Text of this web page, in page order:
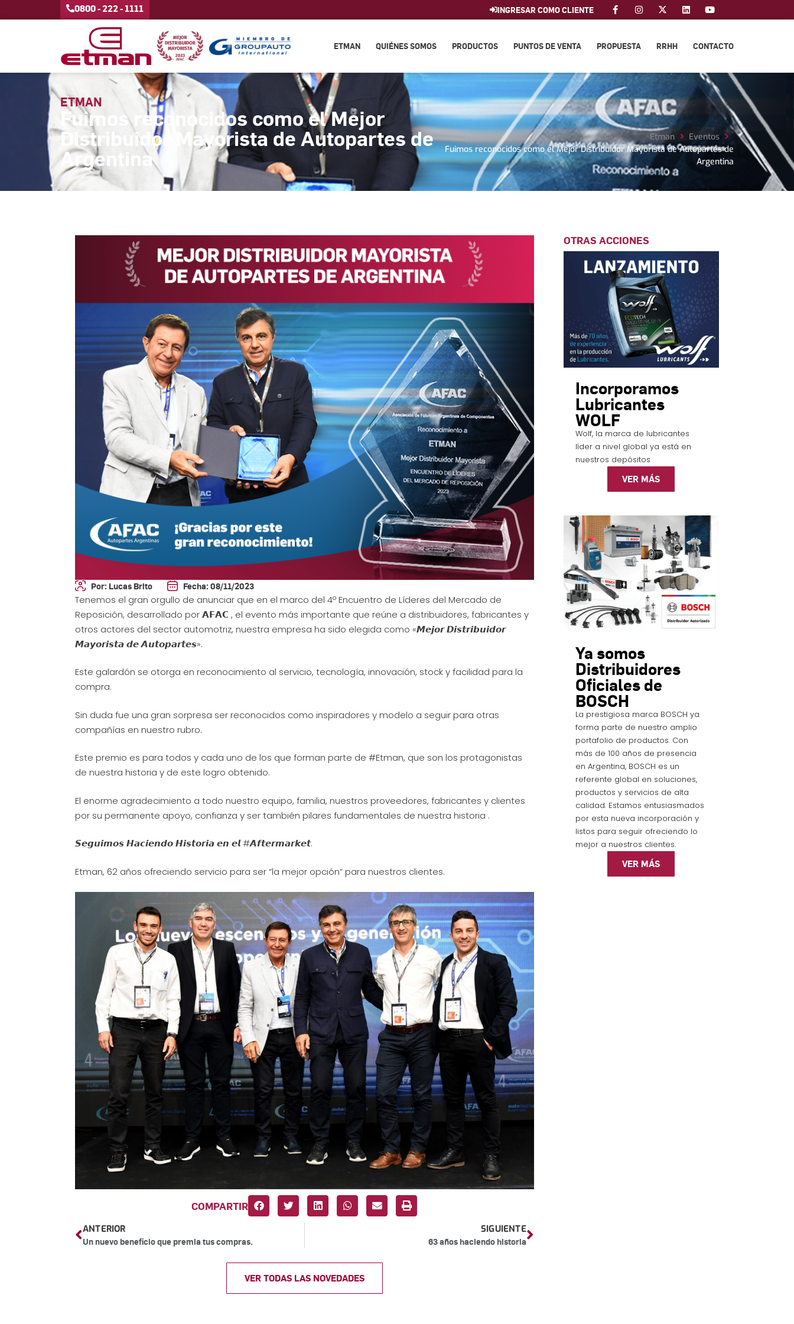
0800 - 222 - 1111 INGRESAR COMO CLIENTE
ETMAN QUIÉNES SOMOS PRODUCTOS PUNTOS DE VENTA PROPUESTA RRHH CONTACTO
ETMAN
Fuimos reconocidos como el Mejor
Distribuidor Mayorista de Autopartes de
Argentina
Etman
Eventos
Fuimos reconocidos como el Mejor Distribuidor Mayorista de Autopartes de
Argentina
Por: Lucas Brito Fecha: 08/11/2023
Tenemos el gran orgullo de anunciar que en el marco del 4º Encuentro de Líderes del Mercado de
Reposición, desarrollado por 𝗔𝗙𝗔𝗖 , el evento más importante que reúne a distribuidores, fabricantes y
otros actores del sector automotriz, nuestra empresa ha sido elegida como «𝙈𝙚𝙟𝙤𝙧 𝘿𝙞𝙨𝙩𝙧𝙞𝙗𝙪𝙞𝙙𝙤𝙧
𝙈𝙖𝙮𝙤𝙧𝙞𝙨𝙩𝙖 𝙙𝙚 𝘼𝙪𝙩𝙤𝙥𝙖𝙧𝙩𝙚𝙨».
Este galardón se otorga en reconocimiento al servicio, tecnología, innovación, stock y facilidad para la
compra.
Sin duda fue una gran sorpresa ser reconocidos como inspiradores y modelo a seguir para otras
compañías en nuestro rubro.
Este premio es para todos y cada uno de los que forman parte de #Etman, que son los protagonistas
de nuestra historia y de este logro obtenido.
El enorme agradecimiento a todo nuestro equipo, familia, nuestros proveedores, fabricantes y clientes
por su permanente apoyo, confianza y ser también pilares fundamentales de nuestra historia .
𝙎𝙚𝙜𝙪𝙞𝙢𝙤𝙨 𝙃𝙖𝙘𝙞𝙚𝙣𝙙𝙤 𝙃𝙞𝙨𝙩𝙤𝙧𝙞𝙖 𝙚𝙣 𝙚𝙡 #𝘼𝙛𝙩𝙚𝙧𝙢𝙖𝙧𝙠𝙚𝙩.
Etman, 62 años ofreciendo servicio para ser “la mejor opción” para nuestros clientes.
COMPARTIR
ANTERIOR
Un nuevo beneficio que premia tus compras.
SIGUIENTE
63 años haciendo historia
VER TODAS LAS NOVEDADES
OTRAS ACCIONES
Incorporamos
Lubricantes
WOLF
Wolf, la marca de lubricantes
líder a nivel global ya está en
nuestros depósitos
VER MÁS
Ya somos
Distribuidores
Oficiales de
BOSCH
La prestigiosa marca BOSCH ya
forma parte de nuestro amplio
portafolio de productos. Con
más de 100 años de presencia
en Argentina, BOSCH es un
referente global en soluciones,
productos y servicios de alta
calidad. Estamos entusiasmados
por esta nueva incorporación y
listos para seguir ofreciendo lo
mejor a nuestros clientes.
VER MÁS